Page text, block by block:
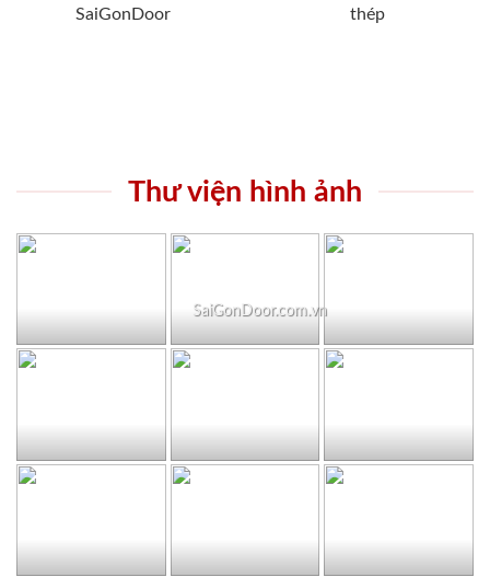
SaiGonDoor thép
Thư viện hình ảnh
SaiGonDoor.com.vn